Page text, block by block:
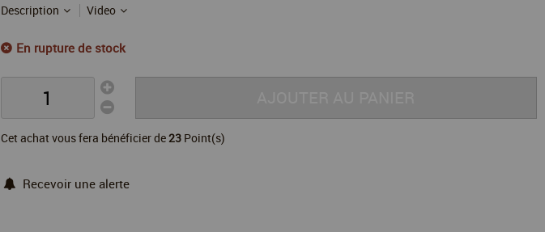
Description
Video
En rupture de stock
Cet achat vous fera bénéficier de23 Point(s)
Recevoir une alerte